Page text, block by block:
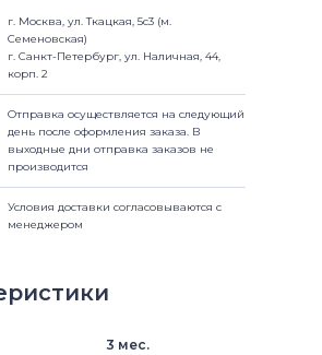
г. Москва, ул. Ткацкая, 5с3 (м.
Семеновская)
г. Санкт-Петербург, ул. Наличная, 44,
корп. 2
Отправка осуществляется на следующий
день после оформления заказа. В
выходные дни отправка заказов не
производится
Условия доставки согласовываются с
менеджером
3 мес.